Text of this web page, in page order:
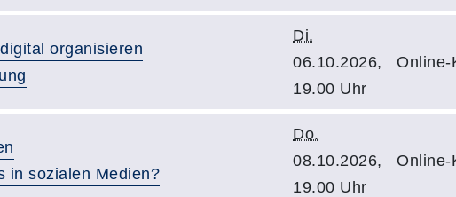
organisieren
Di.
06.10.2026,
19.00 Uhr
Online-
in sozialen Medien?
Do.
08.10.2026,
19.00 Uhr
Online-